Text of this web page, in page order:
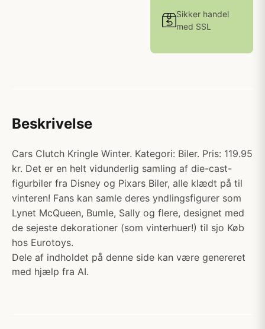
Sikker handel
med SSL
Beskrivelse
Cars Clutch Kringle Winter. Kategori: Biler. Pris: 119.95
kr. Det er en helt vidunderlig samling af die-cast-
figurbiler fra Disney og Pixars Biler, alle klædt på til
vinteren! Fans kan samle deres yndlingsfigurer som
Lynet McQueen, Bumle, Sally og flere, designet med
de sejeste dekorationer (som vinterhuer!) til sjo Køb
hos Eurotoys.
Dele af indholdet på denne side kan være genereret
med hjælp fra AI.